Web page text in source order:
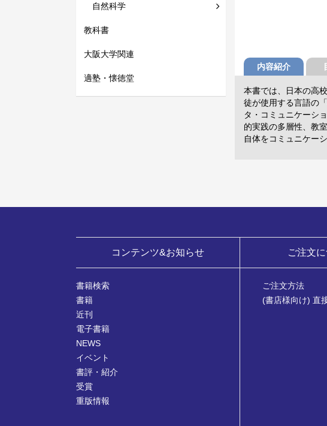
自然科学
教科書
大阪大学関連
適塾・懐徳堂
内容紹介
本書では、日本の高
徒が使用する言語の
タ・コミュニケーシ
的実践の多層性、教
自体をコミュニケー
コンテンツ&お知らせ
書籍検索
書籍
近刊
電子書籍
NEWS
イベント
書評・紹介
受賞
重版情報
ご注文
ご注文方法
(書店様向け) 直